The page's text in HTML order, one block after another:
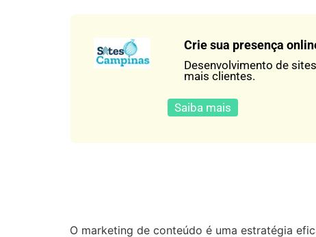
Crie sua presença
Desenvolvimento de
mais clientes.
Saiba mais
O marketing de conteúdo é uma estratégia